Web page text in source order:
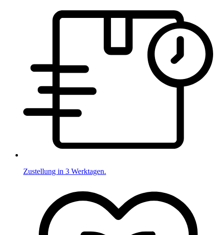
Zustellung in 3 Werktagen.